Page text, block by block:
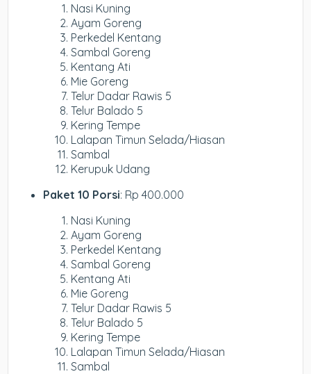
Nasi Kuning
Ayam Goreng
Perkedel Kentang
Sambal Goreng
Kentang Ati
Mie Goreng
Telur Dadar Rawis 5
Telur Balado 5
Kering Tempe
Lalapan Timun Selada/Hiasan
Sambal
Kerupuk Udang
Paket 10 Porsi: Rp 400.000
Nasi Kuning
Ayam Goreng
Perkedel Kentang
Sambal Goreng
Kentang Ati
Mie Goreng
Telur Dadar Rawis 5
Telur Balado 5
Kering Tempe
Lalapan Timun Selada/Hiasan
Sambal